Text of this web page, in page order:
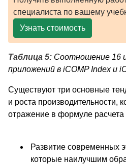
специалиста по вашему
Узнать стоимость
Таблица 5: Соотношение 16
приложений в iCOMP Index и
Существуют три основные
и роста производительности,
отражение в формуле расчета
Развитие современных
которые наилучшим